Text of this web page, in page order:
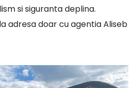
si siguranta deplina.
adresa doar cu agentia Aliseb